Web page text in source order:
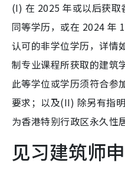
(I) 在 2025 年或以后获取
同等学历，或在 2024 年
认可的非学位学历，详情
制专业课程所获取的建筑
此等学位或学历须符合参
要求；以及(II) 除另有指
为香港特别行政区永久性
见习建筑师